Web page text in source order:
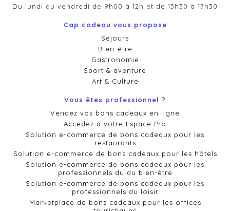
Du lundi au vendredi de 9h00 à 12h et de 13h30 à 17h30
Cap cadeau vous propose
Séjours
Bien-être
Gastronomie
Sport & aventure
Art & Culture
Vous êtes professionnel ?
Vendez vos bons cadeaux en ligne
Accédez à votre Espace Pro
Solution e-commerce de bons cadeaux pour les
restaurants
Solution e-commerce de bons cadeaux pour les hôtels
Solution e-commerce de bons cadeaux pour les
professionnels du du bien-être
Solution e-commerce de bons cadeaux pour les
professionnels du loisir
Marketplace de bons cadeaux pour les offices